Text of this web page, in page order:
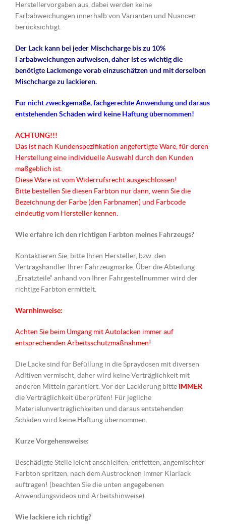
Herstellervorgaben aus, dabei werden keine
Farbabweichungen innerhalb von Varianten und Nuancen
berücksichtigt.
Der Lack kann bei jeder Mischcharge bis zu 10%
Farbabweichungen aufweisen, daher ist es wichtig die
benötigte Lackmenge vorab einzuschätzen und mit derselben
Mischcharge zu lackieren.
Für nichtzweckgemäße, fachgerechte Anwendung und daraus
entstehenden Schäden wird keine Haftung übernommen!
ACHTUNG!!!
Das ist nach Kundenspezifikation angefertigte Ware, für deren
Herstellung eine individuelle Auswahl durch den Kunden
maßgeblich ist.
Diese Ware ist vom Widerrufsrecht ausgeschlossen!
Bitte bestellen Sie diesen Farbton nur dann, wenn Sie die
Bezeichnung der Farbe (den Farbnamen) und Farbcode
eindeutig vom Hersteller kennen.
Wie erfahre ich den richtigen Farbton meines Fahrzeugs?
Kontaktieren Sie, bitte Ihren Hersteller, bzw. den
Vertragshändler Ihrer Fahrzeugmarke. Über die Abteilung
„Ersatzteile“ anhand von Ihrer Fahrgestellnummer wird der
richtige Farbton ermittelt.
Warnhinweise:
Achten Sie beim Umgang mit Autolacken immer auf
entsprechenden Arbeitsschutzmaßnahmen!
Die Lacke sind für Befüllung in die Spraydosen mit diversen
Aditiven vermischt, daher wird keine Verträglichkeit mit
anderen Mitteln garantiert. Vor der Lackierung bitte IMMER
die Verträglichkeit überprüfen! Für jegliche
Materialunverträglichkeiten und daraus entstehenden
Schäden wird keine Haftung übernommen.
Kurze Vorgehensweise:
Beschädigte Stelle leicht anschleifen, entfetten, angemischter
Farbton spritzen, nach dem Austrocknen immer Klarlack
auftragen! (beachten Sie die unten angegebenen
Anwendungsvideos und Arbeitshinweise).
Wie lackiere ich richtig?